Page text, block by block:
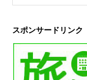
スポンサードリンク